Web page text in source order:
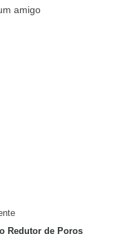
amigo
Redutor de Poros